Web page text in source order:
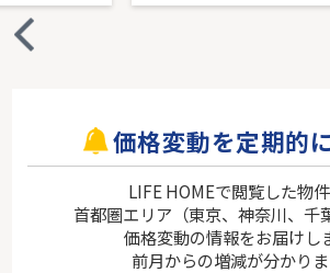
価格変動を定期的
LIFE HOMEで閲覧した物件
首都圏エリア（東京、神奈川、千
価格変動の情報をお届けし
前月からの増減が分かりま